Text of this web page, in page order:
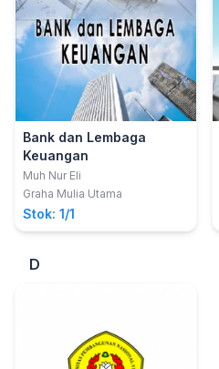
Bank dan Lembaga
Keuangan
Muh Nur Eli
Graha Mulia Utama
Stok: 1/1
D